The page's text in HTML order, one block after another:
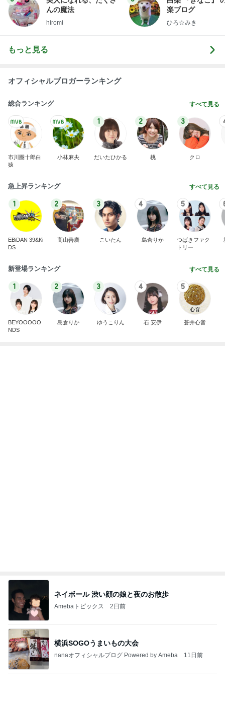
んの魔法
hiromi
楽ブログ
ひろ☆みき
もっと見る
オフィシャルブロガーランキング
総合ランキング すべて見る
市川團十郎白
猿
小林麻央
1
だいたひかる
2
桃
3
クロ
急上昇ランキング すべて見る
1
EBiDAN 39&Ki
DS
2
高山善廣
3
こいたん
4
島倉りか
5
つばきファク
トリー
新登場ランキング すべて見る
1
BEYOOOOO
NDS
2
島倉りか
3
ゆうこりん
4
石 安伊
5
蒼井心音
ネイボール 渋い顔の娘と夜のお散歩
Amebaトピックス 2日前
横浜SOGOうまいもの大会
nanaオフィシャルブログ Powered by Ameba 11日前